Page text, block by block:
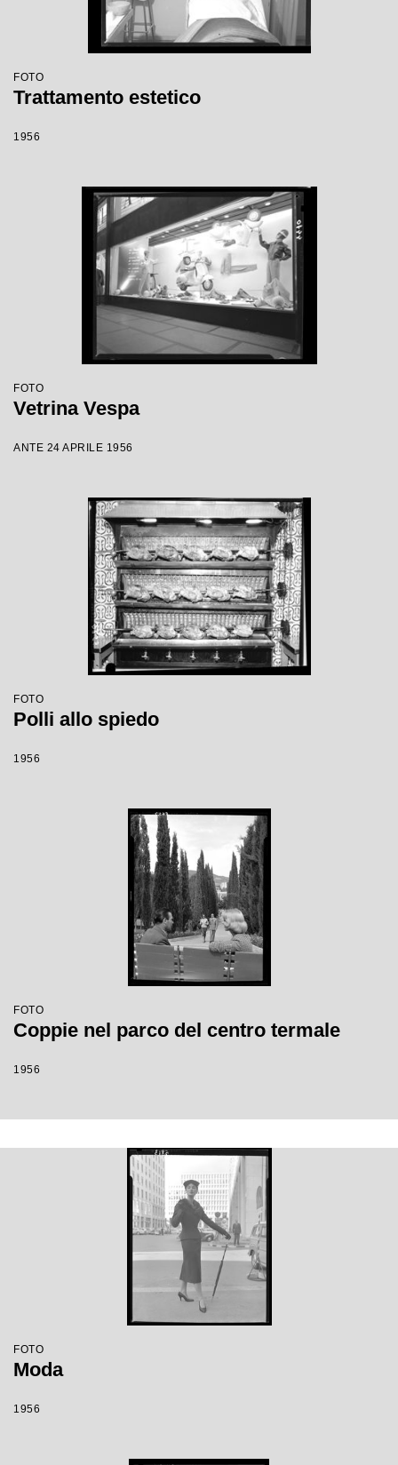
FOTO
Trattamento estetico
1956
FOTO
Vetrina Vespa
ANTE 24 APRILE 1956
FOTO
Polli allo spiedo
1956
FOTO
Coppie nel parco del centro termale
1956
FOTO
Moda
1956